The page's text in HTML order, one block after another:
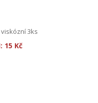
3ks
15 Kč